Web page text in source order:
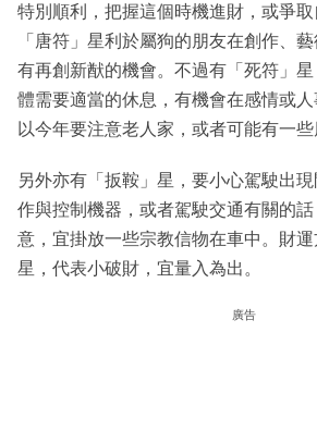
特別順利，把握這個時機進財，或爭取
「唐符」星利於屬狗的朋友在創作、
有再創新猷的機會。不過有「死符」
體需要適當的休息，有機會在感情或
以今年要注意老人家，或者可能有一些
另外亦有「扳鞍」星，要小心駕駛出
作與控制機器，或者駕駛交通有關的
意，宜掛放一些宗教信物在車中。財運
星，代表小破財，宜量入為出。
廣告